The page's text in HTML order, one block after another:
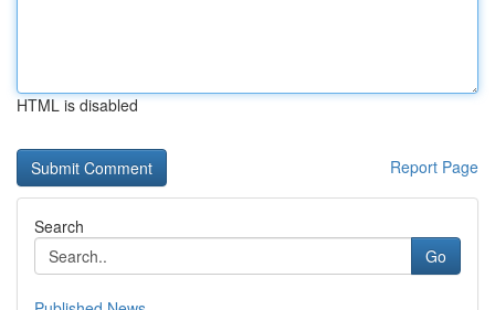
HTML is disabled
Report Page
Search
Go